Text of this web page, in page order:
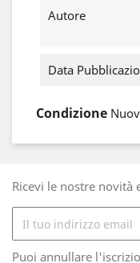
Autore
Data
Condizione
Ricevi le nostre novità
Puoi annullare